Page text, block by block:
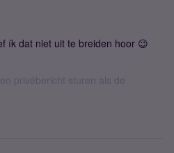
ík dat niet uit te breiden hoor 😉
privébericht sturen als de